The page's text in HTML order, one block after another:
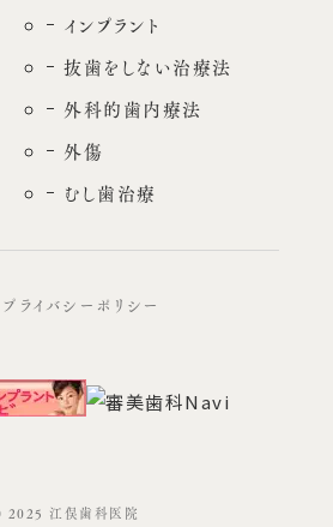
インプラント
抜歯をしない治療法
外科的歯内療法
外傷
むし歯治療
プライバシーポリシー
江俣歯科医院